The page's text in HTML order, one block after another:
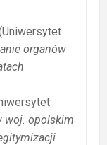
organów
woj. opolskim